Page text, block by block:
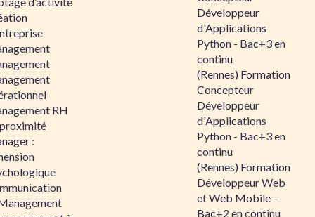
RH
:
Développeur
d'Applications
Python - Bac+3 en
continu
(Rennes) Formation
Concepteur
Développeur
d'Applications
Python - Bac+3 en
continu
(Rennes) Formation
Développeur Web
et Web Mobile –
Bac+2 en continu